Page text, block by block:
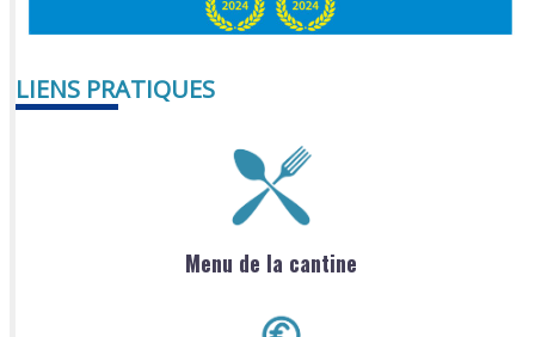
LIENS PRATIQUES
Menu de la cantine